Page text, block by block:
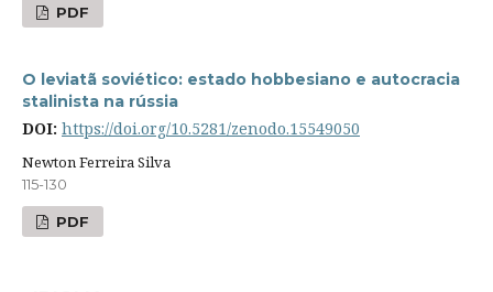
PDF
O leviatã soviético: estado hobbesiano e autocracia
stalinista na rússia
DOI: https://doi.org/10.5281/zenodo.15549050
Newton Ferreira Silva
115-130
PDF